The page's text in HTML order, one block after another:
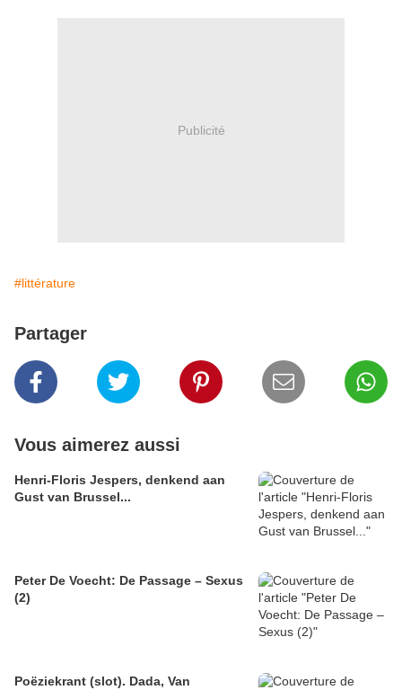
Publicité
#littérature
Partager
Vous aimerez aussi
Henri-Floris Jespers, denkend aan
Gust van Brussel...
Peter De Voecht: De Passage – Sexus
(2)
Poëziekrant (slot). Dada, Van